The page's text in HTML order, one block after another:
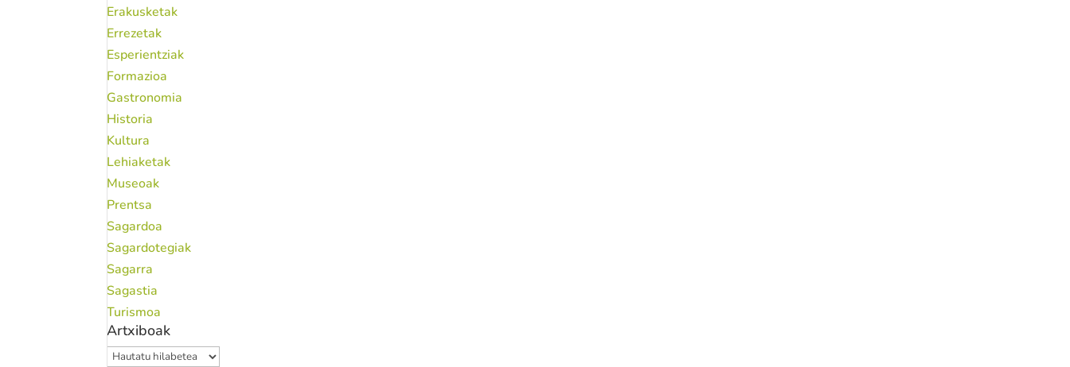
Erakusketak
Errezetak
Esperientziak
Formazioa
Gastronomia
Historia
Kultura
Lehiaketak
Museoak
Prentsa
Sagardoa
Sagardotegiak
Sagarra
Sagastia
Turismoa
Artxiboak
Artxiboak